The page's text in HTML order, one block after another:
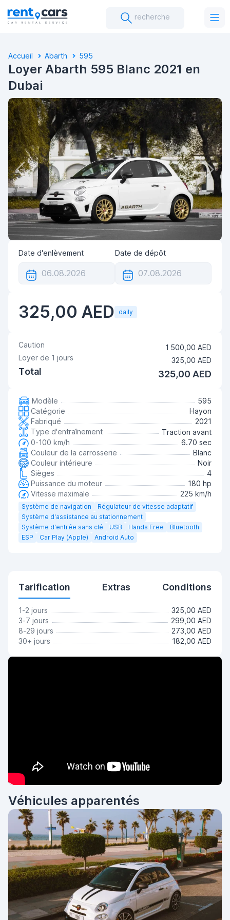
recherche
Accueil Abarth 595
Loyer Abarth 595 Blanc 2021 en
Dubai
Date d'enlèvement Date de dépôt
325,00 AED daily
Caution
1 500,00 AED
Loyer de 1 jours 325,00 AED
Total 325,00 AED
Modèle
595
Catégorie
Hayon
Fabriqué
2021
Type d'entraînement
Traction avant
0-100 km/h
6.70 sec
Couleur de la carrosserie
Blanc
Couleur intérieure
Noir
Sièges
4
Puissance du moteur
180 hp
Vitesse maximale
225 km/h
Système de navigation
Régulateur de vitesse adaptatif
Système d'assistance au stationnement
Système d'entrée sans clé
USB Hands Free
Bluetooth
ESP
Car Play (Apple) Android Auto
Tarification Extras Conditions
1-2 jours
325,00 AED
3-7 jours
299,00 AED
8-29 jours
273,00 AED
30+ jours
182,00 AED
Véhicules apparentés